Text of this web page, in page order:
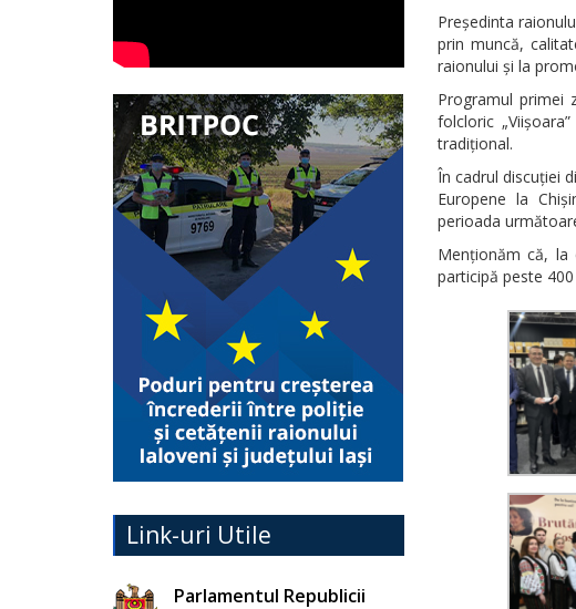
Link-uri Utile
Parlamentul Republicii
Președinta
prin muncă,
raionului și la
Programul
folcloric
tradițional.
În cadrul discuției
Europene la
perioada
Menționăm că, la
participă peste